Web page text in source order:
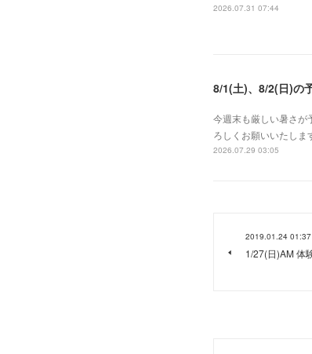
2026.07.31 07:44
8/1(土)、8/2(日)の
今週末も厳しい暑さが
ろしくお願いいたしま
2026.07.29 03:05
2019.01.24 01:37
1/27(日)AM 体